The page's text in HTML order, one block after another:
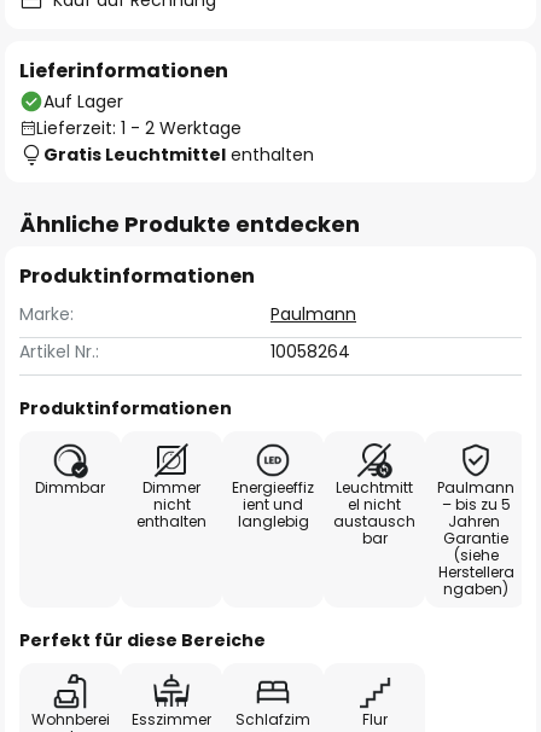
Lieferinformationen
Auf Lager
Lieferzeit: 1 - 2 Werktage
Gratis Leuchtmittel enthalten
Ähnliche Produkte entdecken
Produktinformationen
Marke:
Paulmann
Artikel Nr.:
10058264
Produktinformationen
Dimmbar
Dimmer
nicht
enthalten
Energieeffiz
ient und
langlebig
Leuchtmitt
el nicht
austausch
bar
Paulmann
– bis zu 5
Jahren
Garantie
(siehe
Herstellera
ngaben)
Perfekt für diese Bereiche
Wohnberei
Esszimmer
Schlafzim
Flur